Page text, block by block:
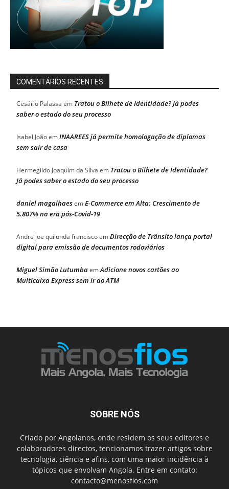
COMENTÁRIOS RECENTES
Cesário Palassa em Tratou o Bilhete de Identidade? Já podes
saber o estado do seu processo
Isabel JoãoemINAAREES já permite homologação de diplomas
sem sair de casa
Hermegildo Joaquim da Silva em Tratou o Bilhete de Identidade?
Já podes saber o estado do seu processo
daniel magalhaesemE-Commerce em Alta: Crescimento de
5.807% na era pós-Covid-19
Andre joe quilunda franciscoemDirecção de Trânsito lança portal
digital para emissão de documentos rodoviários
Miguel Simão LutumbaemAdicione novos cartões ao
Multicaixa Express sem ir ao ATM
SOBRE NÓS
Criado por Angolanos, onde residem os seus editores e
colaboradores directos, tencionamos trazer artigos sobre
tecnologia, ciência e afins, com uma maior incidência à
tópicos que envolvam Angola. Entre em contato:
contacto@menosfios.com